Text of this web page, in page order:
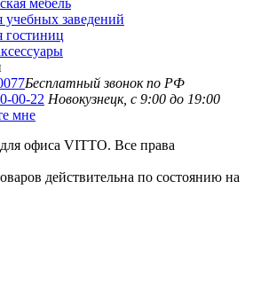
учебных заведений
гостиниц
Бесплатный звонок по РФ
00-22 Новокузнецк, с 9:00 до 19:00
мне
офиса VITTO. Все права
действительна по состоянию на